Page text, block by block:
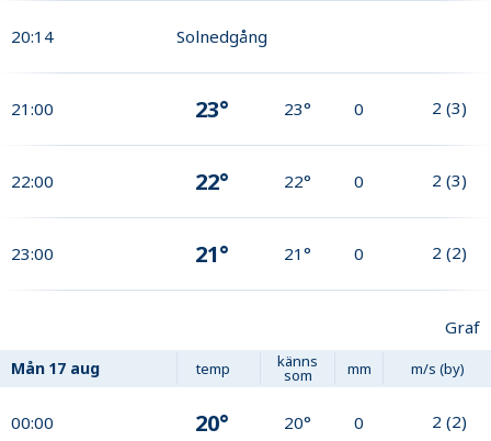
20:14 Solnedgång
21:00 23° 23° 0 2 (3)
22:00 22° 22° 0 2 (3)
23:00 21° 21° 0 2 (2)
Graf
Mån 17 aug temp känns
som mm m/s (by)
00:00 20° 20° 0 2 (2)